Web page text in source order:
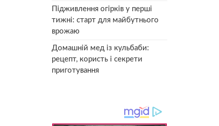
Підживлення огірків у перші
тижні: старт для майбутнього
врожаю
Домашній мед із кульбаби:
рецепт, користь і секрети
приготування